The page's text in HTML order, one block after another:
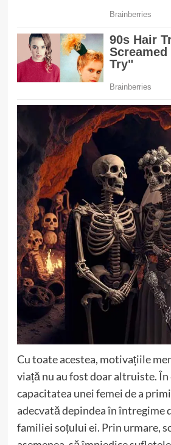
Cu toate acestea, motivațiile
viață nu au fost doar altruiste.
capacitatea unei femei de a
adecvată depindea în întregime
familiei soțului ei. Prin urmare,